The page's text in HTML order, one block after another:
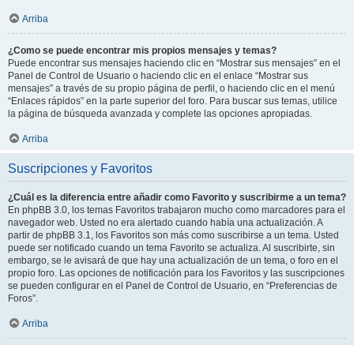
Arriba
¿Como se puede encontrar mis propios mensajes y temas?
Puede encontrar sus mensajes haciendo clic en “Mostrar sus mensajes” en el
Panel de Control de Usuario o haciendo clic en el enlace “Mostrar sus
mensajes” a través de su propio página de perfil, o haciendo clic en el menú
“Enlaces rápidos” en la parte superior del foro. Para buscar sus temas, utilice
la página de búsqueda avanzada y complete las opciones apropiadas.
Arriba
Suscripciones y Favoritos
¿Cuál es la diferencia entre añadir como Favorito y suscribirme a un tema?
En phpBB 3.0, los temas Favoritos trabajaron mucho como marcadores para el
navegador web. Usted no era alertado cuando había una actualización. A
partir de phpBB 3.1, los Favoritos son más como suscribirse a un tema. Usted
puede ser notificado cuando un tema Favorito se actualiza. Al suscribirte, sin
embargo, se le avisará de que hay una actualización de un tema, o foro en el
propio foro. Las opciones de notificación para los Favoritos y las suscripciones
se pueden configurar en el Panel de Control de Usuario, en “Preferencias de
Foros”.
Arriba